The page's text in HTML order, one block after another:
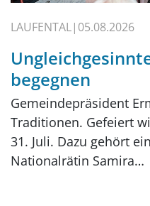
LAUFENTAL 05.08.2026
begegnen
Gemeindepräsident
Traditionen. Gefeiert
31. Juli. Dazu gehört
Nationalrätin Samira…